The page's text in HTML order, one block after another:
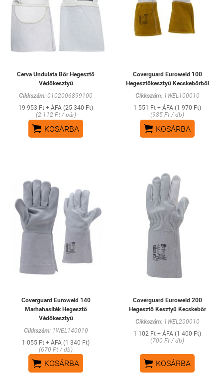
Cerva Undulata Bőr Hegesztő
Védőkesztyű
Cikkszám: 0102006899100
19 953 Ft + ÁFA (25 340 Ft)
(2 112 Ft / pár)
 KOSÁRBA
Coverguard Euroweld 100
Hegesztőkesztyű Kecskebőrből
Cikkszám:1WEL100010
1 551 Ft + ÁFA (1 970 Ft)
(985 Ft / db)
 KOSÁRBA
Coverguard Euroweld 140
Marhahasíték Hegesztő
Védőkesztyű
Cikkszám:1WEL140010
1 055 Ft + ÁFA (1 340 Ft)
(670 Ft / db)
 KOSÁRBA
Coverguard Euroweld 200
Hegesztő Kesztyű Kecskebőr
Cikkszám:1WEL200010
1 102 Ft + ÁFA (1 400 Ft)
(700 Ft / db)
 KOSÁRBA